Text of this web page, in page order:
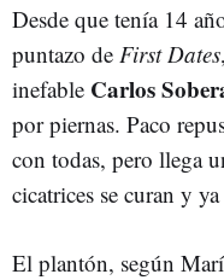
Desde que tenía 14
puntazo de First Dates
inefable Carlos
por piernas. Paco
con todas, pero llega
cicatrices se curan y
El plantón, según